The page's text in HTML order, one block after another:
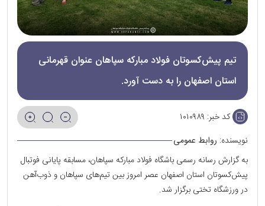
تیم پیش‌کسوتان فولاد مبارکه سپاهان عنوان قهرمانی
استان اصفهان را به دست آورد.
کد خبر: ۱۰۱۰۹۸۹
نویسنده: روابط عمومی
به گزارش رسانه رسمی باشگاه فولاد مبارکه سپاهان، مسابقه پایانی فوتبال
پیش‌کسوتان استان اصفهان عصر امروز بین تیم‌های سپاهان و ذوب‌آهن
در ‌ورزشگاه تختی برگزار شد.